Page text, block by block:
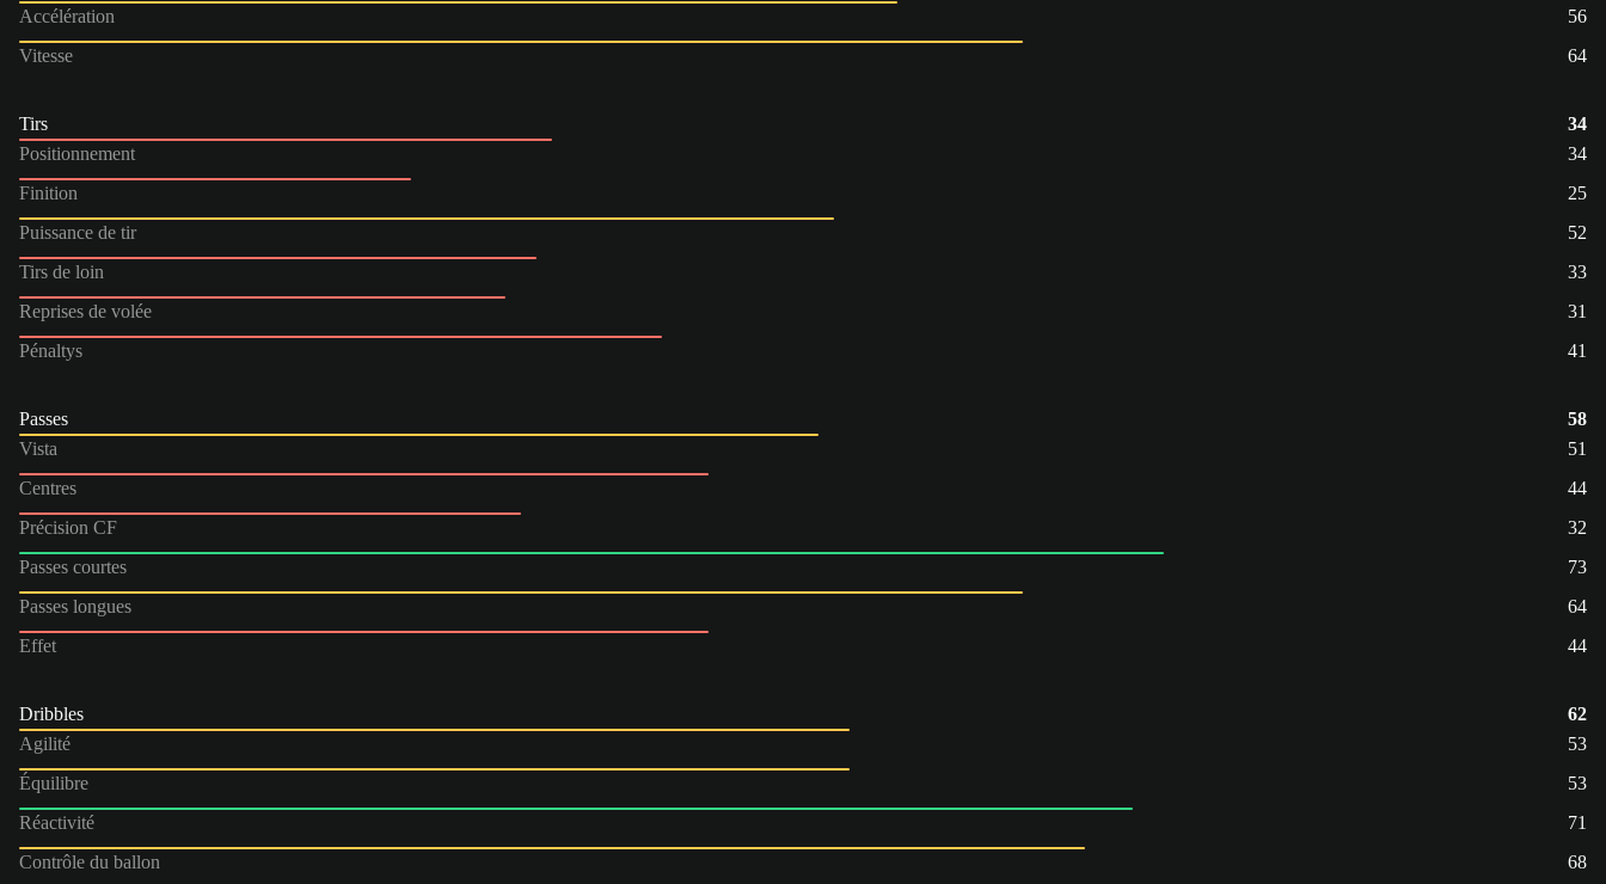
Accélération
56
Vitesse
64
Tirs
34
Positionnement
34
Finition
25
Puissance de tir
52
Tirs de loin
33
Reprises de volée
31
Pénaltys
41
Passes
58
Vista
51
Centres
44
Précision CF
32
Passes courtes
73
Passes longues
64
Effet
44
Dribbles
62
Agilité
53
Équilibre
53
Réactivité
71
Contrôle du ballon
68